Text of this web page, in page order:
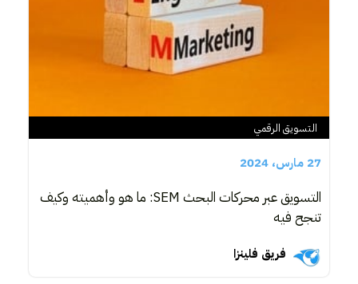
التسويق الرقمي
27 مارس، 2024
التسويق عبر محركات البحث SEM: ما هو وأهميته وكيف
تنجح فيه
فريق فلينزا